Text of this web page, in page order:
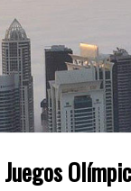
Juegos